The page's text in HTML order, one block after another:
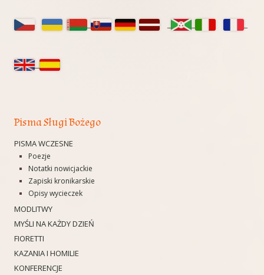
Główny
boczny
Pisma Sługi Bożego
PISMA WCZESNE
Poezje
Notatki nowicjackie
Zapiski kronikarskie
Opisy wycieczek
MODLITWY
MYŚLI NA KAŻDY DZIEŃ
FIORETTI
KAZANIA I HOMILIE
KONFERENCJE